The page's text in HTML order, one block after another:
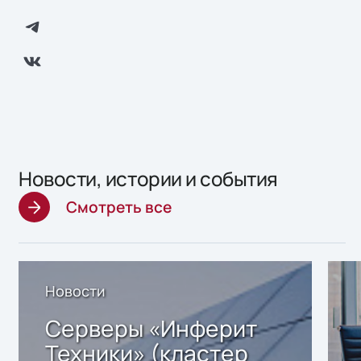
Новости, истории и события
Смотреть все
Новости
Серверы «Инферит
Техники» (кластер